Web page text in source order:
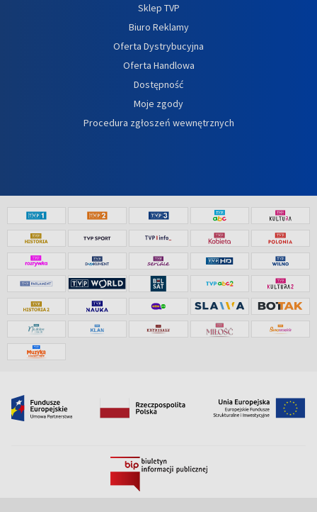
Sklep TVP
Biuro Reklamy
Oferta Dystrybucyjna
Oferta Handlowa
Dostępność
Moje zgody
Procedura zgłoszeń wewnętrznych